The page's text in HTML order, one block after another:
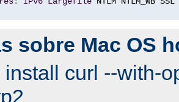
sobre Mac OS
install curl --with-